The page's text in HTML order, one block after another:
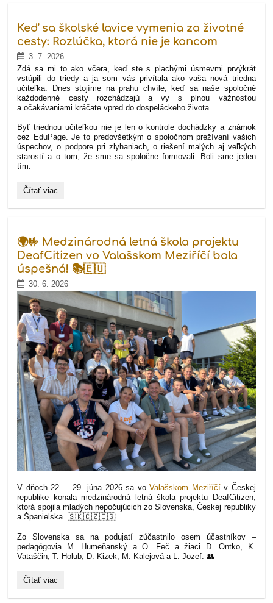
a
prajeme
krásne
prázdniny!
☀️:
Keď sa školské lavice vymenia za životné
cesty: Rozlúčka, ktorá nie je koncom
3. 7. 2026
Zdá sa mi to ako včera, keď ste s plachými úsmevmi prvýkrát
vstúpili do triedy a ja som vás privítala ako vaša nová triedna
učiteľka. Dnes stojíme na prahu chvíle, keď sa naše spoločné
každodenné cesty rozchádzajú a vy s plnou vážnosťou
a očakávaniami kráčate vpred do dospeláckeho života.
Byť triednou učiteľkou nie je len o kontrole dochádzky a známok
cez EduPage. Je to predovšetkým o spoločnom prežívaní vašich
úspechov, o podpore pri zlyhaniach, o riešení malých aj veľkých
starostí a o tom, že sme sa spoločne formovali. Boli sme jeden
tím.
Keď
školské
za
životné
cesty:
Rozlúčka,
ktorá
nie
je
koncom:
Čítať viac
🌍🤟 Medzinárodná letná škola projektu
DeafCitizen vo Valašskom Meziříčí bola
úspešná! 📚🇪🇺
30. 6. 2026
V dňoch 22. – 29. júna 2026 sa voValašskom Meziříčív Českej
republike konala medzinárodná letná škola projektu DeafCitizen,
ktorá spojila mladých nepočujúcich zo Slovenska, Českej republiky
a Španielska. 🇸🇰🇨🇿🇪🇸
Zo Slovenska sa na podujatí zúčastnilo osem účastníkov –
pedagógovia M. Humeňanský a O. Feč a žiaci D. Ontko, K.
Vataščin, T. Holub, D. Kizek, M. Kalejová a L. Jozef. 👥
🌍
Čítať viac